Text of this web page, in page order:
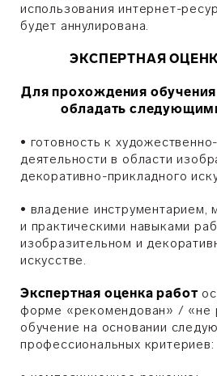
использования интернет-
будет аннулирована.
ЭКСПЕРТНАЯ
Для прохождения
обладать
• ​готовность к
деятельности в области
декоративно-прикладного
• ​владение инструментарием,
и практическими навыками
изобразительном и
искусстве.
Экспертная оценка работ
форме «рекомендован» / «не
обучение на основании
профессиональных критериев: